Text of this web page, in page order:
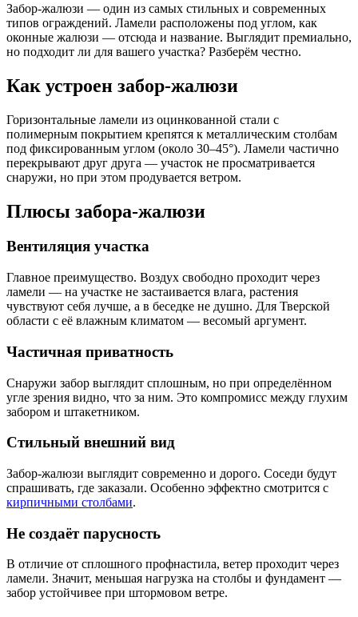
Забор-жалюзи — один из самых стильных и современных
типов ограждений. Ламели расположены под углом, как
оконные жалюзи — отсюда и название. Выглядит премиально,
но подходит ли для вашего участка? Разберём честно.
Как устроен забор-жалюзи
Горизонтальные ламели из оцинкованной стали с
полимерным покрытием крепятся к металлическим столбам
под фиксированным углом (около 30–45°). Ламели частично
перекрывают друг друга — участок не просматривается
снаружи, но при этом продувается ветром.
Плюсы забора-жалюзи
Вентиляция участка
Главное преимущество. Воздух свободно проходит через
ламели — на участке не застаивается влага, растения
чувствуют себя лучше, а в беседке не душно. Для Тверской
области с её влажным климатом — весомый аргумент.
Частичная приватность
Снаружи забор выглядит сплошным, но при определённом
угле зрения видно, что за ним. Это компромисс между глухим
забором и штакетником.
Стильный внешний вид
Забор-жалюзи выглядит современно и дорого. Соседи будут
спрашивать, где заказали. Особенно эффектно смотрится с
кирпичными столбами.
Не создаёт парусность
В отличие от сплошного профнастила, ветер проходит через
ламели. Значит, меньшая нагрузка на столбы и фундамент —
забор устойчивее при штормовом ветре.